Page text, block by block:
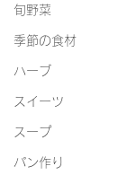
旬野菜
季節の食材
ハーブ
スイーツ
スープ
パン作り